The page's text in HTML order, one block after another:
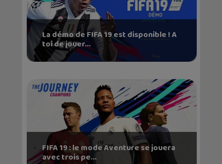
La démo de FIFA 19 est disponible ! A
toi de jouer...
FIFA 19 : le mode Aventure se jouera
avec trois pe...